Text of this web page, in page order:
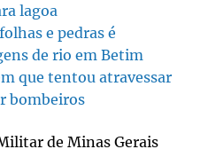
lagoa
e pedras é
de rio em Betim
que tentou atravessar
bombeiros
de Minas Gerais